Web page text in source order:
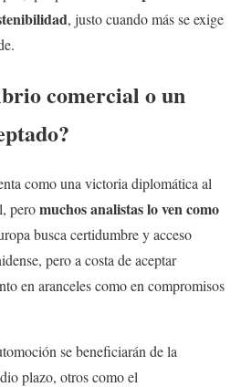
, justo cuando más se exige
comercial o un
como una victoria diplomática al
peromuchos analistas lo ven como
busca certidumbre y acceso
pero a costa de aceptar
en aranceles como en compromisos
se beneficiarán de la
plazo, otros como el